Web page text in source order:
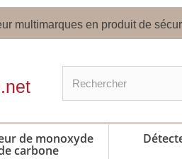
multimarques en produit de
de monoxyde
carbone